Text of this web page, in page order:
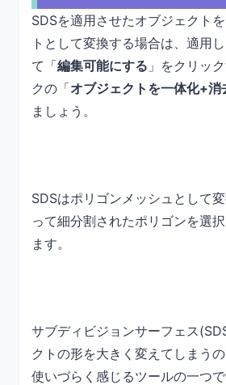
SDSを適用させたオブジェクト
トとして変換する場合は、適用
て「編集可能にする 」をクリッ
クの「オブジェクトを一体化+消
ましょう。
SDSはポリゴンメッシュとして
って細分割されたポリゴンを選
ます。
サブディビジョンサーフェス
クトの形を大きく変えてしまう
使いづらく感じるツールの一つで